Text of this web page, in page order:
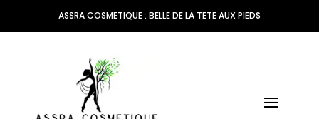
ASSRA COSMETIQUE : BELLE DE LA TETE AUX PIEDS